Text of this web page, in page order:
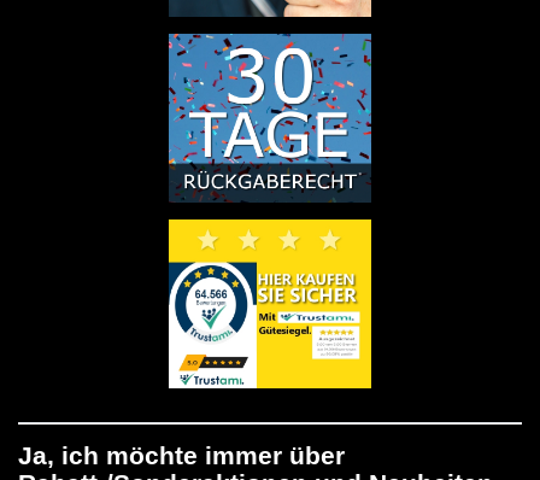
Ja, ich möchte immer über